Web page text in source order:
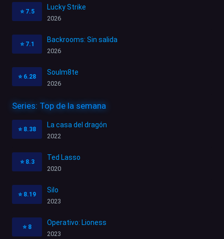
⭐ 7.5
Lucky Strike
2026
⭐ 7.1
Backrooms: Sin salida
2026
⭐ 6.28
Soulm8te
2026
Series: Top de la semana
⭐ 8.38
La casa del dragón
2022
⭐ 8.3
Ted Lasso
2020
⭐ 8.19
Silo
2023
⭐ 8
Operativo: Lioness
2023